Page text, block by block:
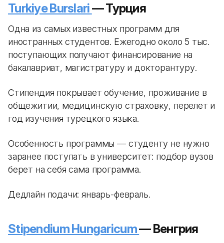
Turkiye Burslari— Турция
Одна из самых известных программ для
иностранных студентов. Ежегодно около 5 тыс.
поступающих получают финансирование на
бакалавриат, магистратуру и докторантуру.
Стипендия покрывает обучение, проживание в
общежитии, медицинскую страховку, перелет и
год изучения турецкого языка.
Особенность программы — студенту не нужно
заранее поступать в университет: подбор вузов
берет на себя сама программа.
Дедлайн подачи: январь-февраль.
Stipendium Hungaricum— Венгрия